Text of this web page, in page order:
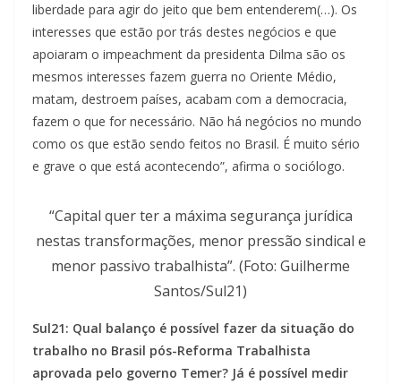
liberdade para agir do jeito que bem entenderem(…). Os
interesses que estão por trás destes negócios e que
apoiaram o impeachment da presidenta Dilma são os
mesmos interesses fazem guerra no Oriente Médio,
matam, destroem países, acabam com a democracia,
fazem o que for necessário. Não há negócios no mundo
como os que estão sendo feitos no Brasil. É muito sério
e grave o que está acontecendo”, afirma o sociólogo.
“Capital quer ter a máxima segurança jurídica
nestas transformações, menor pressão sindical e
menor passivo trabalhista”. (Foto: Guilherme
Santos/Sul21)
Sul21: Qual balanço é possível fazer da situação do
trabalho no Brasil pós-Reforma Trabalhista
aprovada pelo governo Temer? Já é possível medir